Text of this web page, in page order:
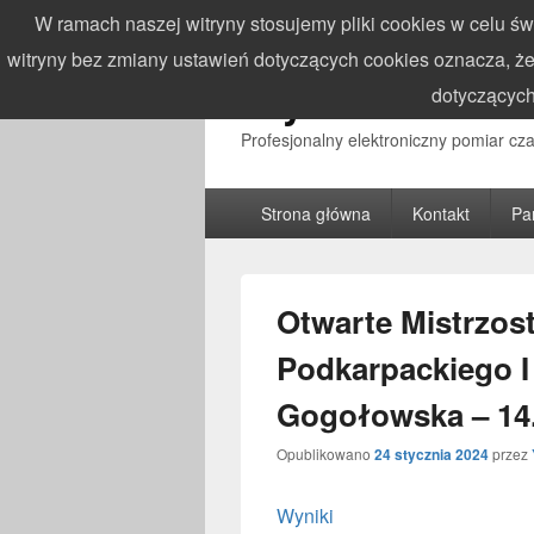
Profesjonalny elektroniczny pomiar
Strona główna Kontakt
Otwarte
Podkarpackiego
Gogołowska –
Opublikowano 24 stycznia 2024przez
Wyniki
W ramach naszej witryny stosujemy pliki cookies w celu
witryny bez zmiany ustawień dotyczących cookies oznacza,